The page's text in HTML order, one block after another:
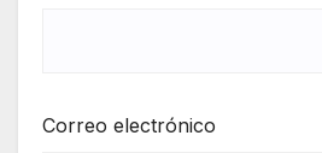
Correo electrónico